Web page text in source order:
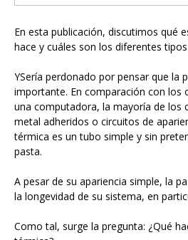
En esta publicación, discutimos qué
hace y cuáles son los diferentes
YSería perdonado por pensar que la
importante. En comparación con los
una computadora, la mayoría de los
metal adheridos o circuitos de
térmica es un tubo simple y sin
pasta.
A pesar de su apariencia simple, la
la longevidad de su sistema, en
Como tal, surge la pregunta: ¿Qué